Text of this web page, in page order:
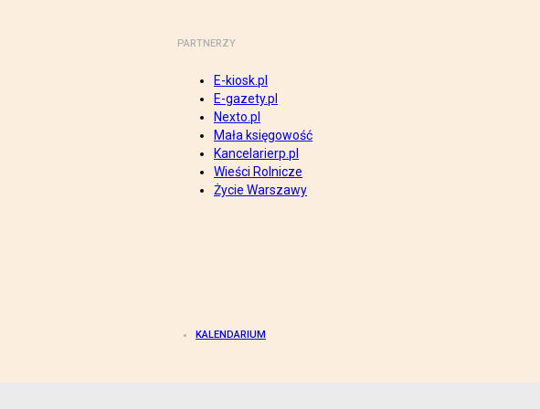
PARTNERZY
E-kiosk.pl
E-gazety.pl
Nexto.pl
Mała księgowość
Kancelarierp.pl
Wieści Rolnicze
Życie Warszawy
KALENDARIUM